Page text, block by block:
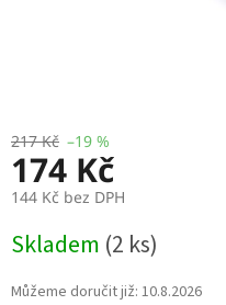
217 Kč –19 %
174 Kč
144 Kč bez DPH
cena:
Skladem (2 ks)
10.8.2026